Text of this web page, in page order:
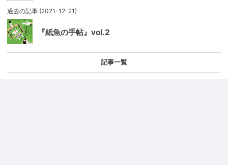
過去の記事 (2021-12-21)
『紙魚の手帖』vol.2
記事一覧